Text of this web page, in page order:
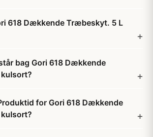
618 Dækkende Træbeskyt. 5 L
bag Gori 618 Dækkende
for Gori 618 Dækkende